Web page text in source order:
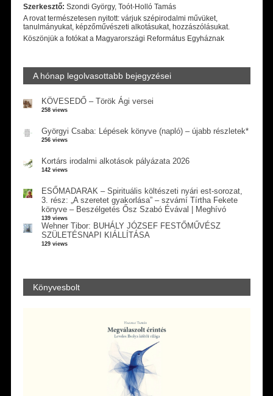
Szerkesztő: Szondi György, Toót-Holló Tamás
A rovat természetesen nyitott: várjuk szépirodalmi művüket,
tanulmányukat, képzőművészeti alkotásukat, hozzászólásukat.
Köszönjük a fotókat a Magyarországi Református Egyháznak
A hónap legolvasottabb bejegyzései
KÖVESEDŐ – Török Ági versei
258 views
Györgyi Csaba: Lépések könyve (napló) – újabb részletek*
256 views
Kortárs irodalmi alkotások pályázata 2026
142 views
ESŐMADARAK – Spirituális költészeti nyári est-sorozat,
3. rész: „A szeretet gyakorlása” – szvámí Tírtha Fekete
könyve – Beszélgetés Ősz Szabó Évával | Meghívó
139 views
Wehner Tibor: BUHÁLY JÓZSEF FESTŐMŰVÉSZ
SZÜLETÉSNAPI KIÁLLÍTÁSA
129 views
Könyvesbolt